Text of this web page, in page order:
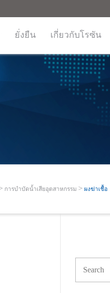
ยั่งยืน เกี่ยวกับโรซัน
การบำบัดน้ำเสียอุตสาหกรรม ผงฆ่าเชื้อ